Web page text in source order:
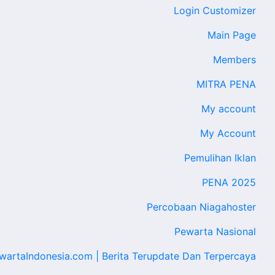
Login Customizer
Main Page
Members
MITRA PENA
My account
My Account
Pemulihan Iklan
PENA 2025
Percobaan Niagahoster
Pewarta Nasional
| Berita Terupdate Dan Terpercaya